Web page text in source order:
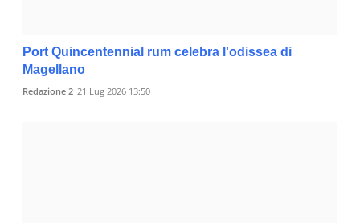
Port Quincentennial rum celebra l'odissea di
Magellano
Redazione 2 21 Lug 2026 13:50